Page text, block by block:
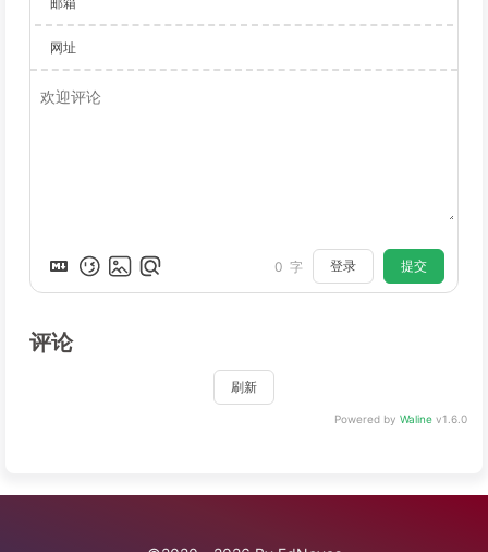
网址
0 字 登录 提交
评论
刷新
Powered by Waline v1.6.0